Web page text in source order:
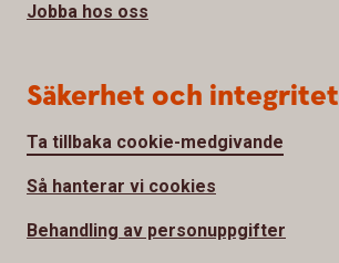
Jobba hos oss
Säkerhet och integritet
Ta tillbaka cookie-medgivande
Så hanterar vi cookies
Behandling av personuppgifter